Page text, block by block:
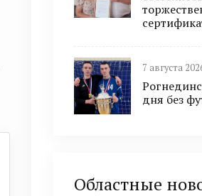
7 августа
дня без
Областные